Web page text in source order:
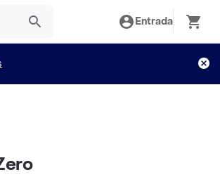
Entrada